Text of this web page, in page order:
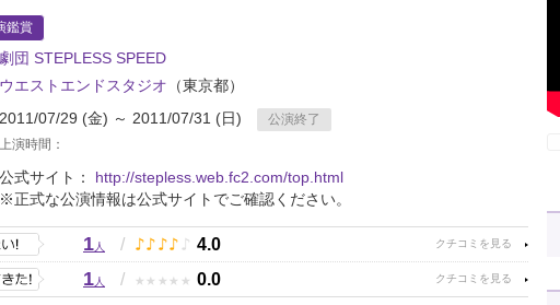
鑑賞
劇団 STEPLESS SPEED
ウエストエンドスタジオ （東京都）
2011/07/29 (金) ～ 2011/07/31 (日)
公演終了
上演時間：
公式サイト： http://stepless.web.fc2.com/top.html
※正式な公演情報は公式サイトでご確認ください。
1人 / ♪ ♪ ♪ ♪ ♪ 4.0
1人 / ★ ★ ★ ★ ★ 0.0